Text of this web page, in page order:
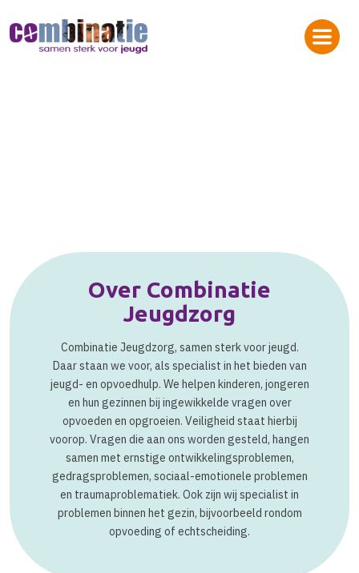
Over Combinatie
Jeugdzorg
Combinatie Jeugdzorg, samen sterk voor jeugd.
Daar staan we voor, als specialist in het bieden van
jeugd- en opvoedhulp. We helpen kinderen, jongeren
en hun gezinnen bij ingewikkelde vragen over
opvoeden en opgroeien. Veiligheid staat hierbij
voorop. Vragen die aan ons worden gesteld, hangen
samen met ernstige ontwikkelingsproblemen,
gedragsproblemen, sociaal-emotionele problemen
en traumaproblematiek. Ook zijn wij specialist in
problemen binnen het gezin, bijvoorbeeld rondom
opvoeding of echtscheiding.